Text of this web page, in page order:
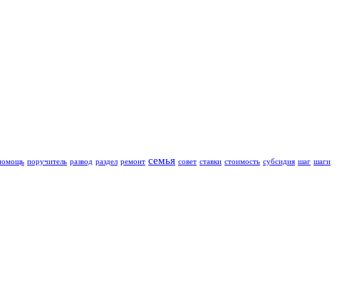
поручитель развод раздел ремонт семья совет ставки стоимость субсидия шаг шаги